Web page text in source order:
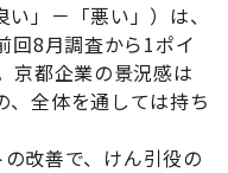
」－「悪い」）は、
回8月調査から1ポイ
京都企業の景況感は
、全体を通しては持ち
改善で、けん引役の